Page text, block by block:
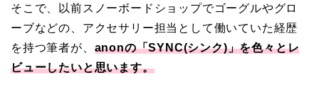
そこで、以前スノーボードショップでゴーグルやグロ
ーブなどの、アクセサリー担当として働いていた経歴
を持つ筆者が、 anonの「SYNC(シンク)」を色々とレ
ビューしたいと思います。